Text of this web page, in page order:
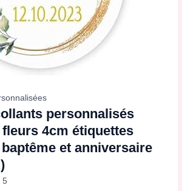
personnalisés
4cm étiquettes
et anniversaire
5